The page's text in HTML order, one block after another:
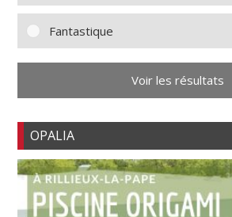
Fantastique
Voir les résultats
OPALIA